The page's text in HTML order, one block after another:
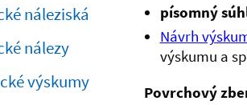
náleziská
nálezy
výskumy
písomný
Návrh
výskumu a
Povrchový